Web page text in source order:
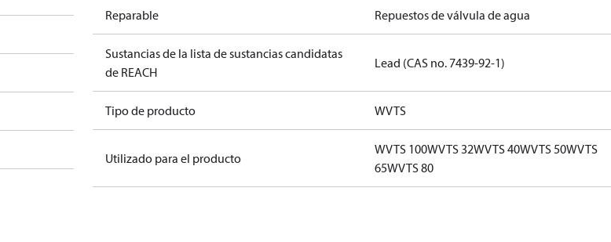
Reparable Repuestos de válvula de agua
Sustancias de la lista de sustancias candidatas
de REACH
Lead (CAS no. 7439-92-1)
Tipo de producto WVTS
Utilizado para el producto
WVTS 100WVTS 32WVTS 40WVTS 50WVTS
65WVTS 80